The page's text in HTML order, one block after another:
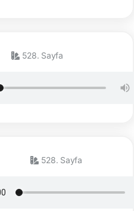
528. Sayfa
528. Sayfa